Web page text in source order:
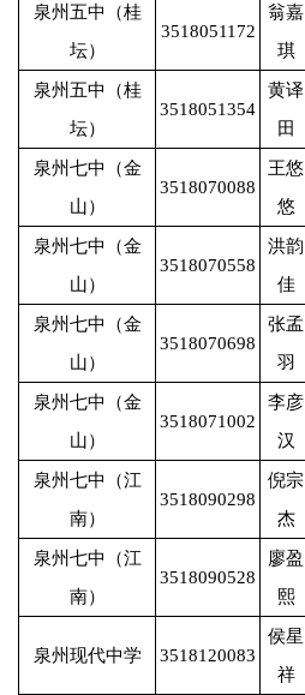
泉州五中（桂
坛）
3518051172
翁嘉
琪
泉州五中（桂
坛）
3518051354
黄译
田
泉州七中（金
山）
3518070088
王悠
悠
泉州七中（金
山）
3518070558
洪韵
佳
泉州七中（金
山）
3518070698
张孟
羽
泉州七中（金
山）
3518071002
李彦
汉
泉州七中（江
南）
3518090298
倪宗
杰
泉州七中（江
南）
3518090528
廖盈
熙
泉州现代中学 3518120083
侯星
祥